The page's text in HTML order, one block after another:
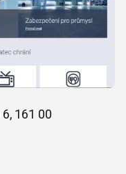
161 00